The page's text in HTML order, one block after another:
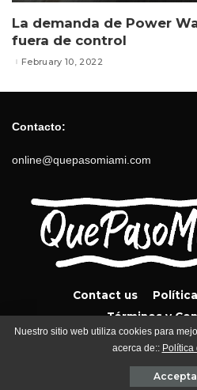
La demanda de Power
fuera de control
February 10, 2022
Contacto:
online@quepasomiami.com
Contact us
Términos y
Nuestro sitio web utiliza cookies para
acerca de:: Política